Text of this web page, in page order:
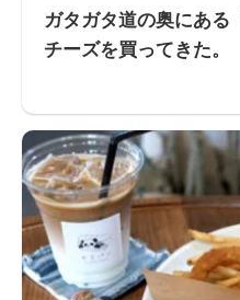
ガタガタ道の奥にある
チーズを買ってきた。